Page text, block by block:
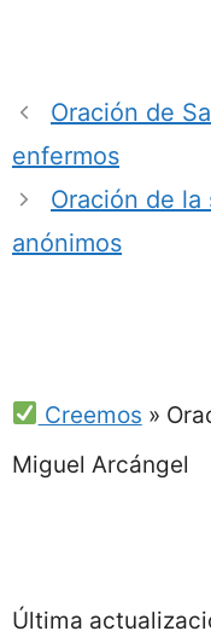
Oración de
enfermos
Oración de
anónimos
Creemos »
Miguel Arcángel
Última